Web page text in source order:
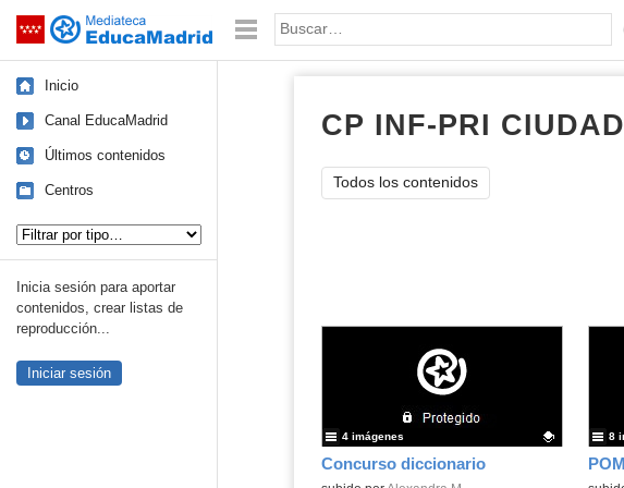
Saltar navegación Palabra o frase:
Inicio
Canal EducaMadrid
Últimos contenidos
Centros
Inicia sesión para aportar
contenidos, crear listas de
reproducción...
Iniciar sesión
CP INF-PRI
Todos los contenidos
Concurso diccionario
4 imágenes 8